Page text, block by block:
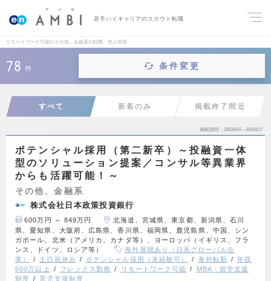
若手ハイキャリアのスカウト転職
リモートワーク可能のその他、金融系の転職・求人情報
78 件 条件変更
すべて 新着のみ 掲載終了間近
掲載期間 26/08/04～26/08/17
ポテンシャル採用（第二新卒）～投融資一体
型のソリューション提案／コンサル等異業界
からも活躍可能！～
その他、金融系
株式会社日本政策投資銀行
600万円 ～ 849万円
北海道、宮城県、東京都、新潟県、石川
県、愛知県、大阪府、広島県、香川県、福岡県、鹿児島県、中国、シン
ガポール、北米（アメリカ、カナダ等）、ヨーロッパ（イギリス、フラ
ンス、ドイツ、ロシア等）
海外展開あり（日系グローバル企
業）
土日祝休み ポテンシャル採用（未経験可） 海外転勤
年収
600万以上
フレックス勤務 リモートワーク可能
MBA・留学支援
制度
育児支援制度